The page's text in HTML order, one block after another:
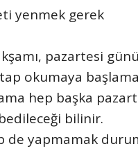
yenmek gerek
pazartesi
okumaya
hep başka
bilinir.
de yapmamak